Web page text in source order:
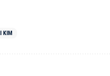
KIM